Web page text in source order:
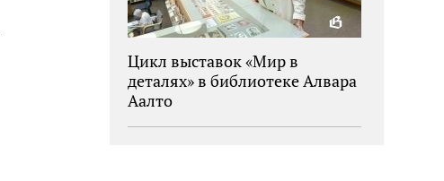
Цикл выставок «Мир в
деталях» в библиотеке Алвара
Аалто